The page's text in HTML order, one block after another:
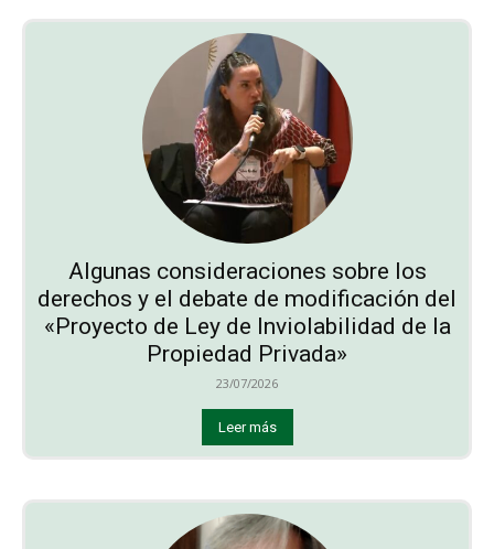
Algunas consideraciones sobre los
derechos y el debate de modificación del
«Proyecto de Ley de Inviolabilidad de la
Propiedad Privada»
23/07/2026
Leer más